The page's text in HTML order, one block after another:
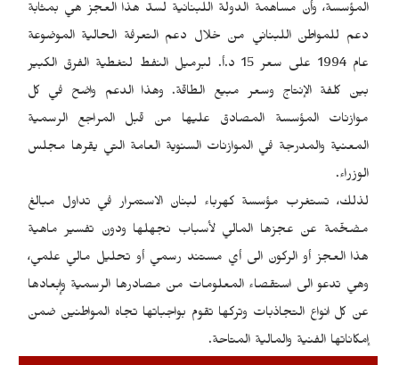
المؤسسة، وأن مساهمة الدولة اللبنانية لسدّ هذا العجز هي بمثابة
دعم للمواطن اللبناني من خلال دعم التعرفة الحالية الموضوعة
عام 1994 على سعر 15 د.أ. لبرميل النفط لتغطية الفرق الكبير
بين كلفة الإنتاج وسعر مبيع الطاقة. وهذا الدعم واضح في كل
موازنات المؤسسة المصادق عليها من قبل المراجع الرسمية
المعنية والمدرجة في الموازنات السنوية العامة التي يقرها مجلس
الوزراء.
لذلك، تستغرب مؤسسة كهرباء لبنان الاستمرار في تداول مبالغ
مضخّمة عن عجزها المالي لأسباب نجهلها ودون تفسير ماهية
هذا العجز أو الركون الى أي مستند رسمي أو تحليل مالي علمي،
وهي تدعو الى استقصاء المعلومات من مصادرها الرسمية وإبعادها
عن كل انواع التجاذبات وتركها تقوم بواجباتها تجاه المواطنين ضمن
إمكاناتها الفنية والمالية المتاحة.